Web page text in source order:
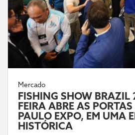
Mercado
FISHING SHOW BRAZIL
FEIRA ABRE AS
PAULO EXPO, EM UMA
HISTÓRICA